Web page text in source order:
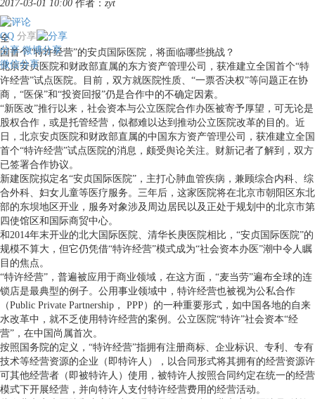
2017-03-01 10:00 作者： zyt
分享
QQ
分享 微博分享
微信分享
全
国首个“特许经营”的安贞国际医院，将面临哪些挑战？
北京安贞医院和财政部直属的东方资产管理公司，获准建立全国首个“特
许经营”试点医院。目前，双方就医院性质、“一票否决权”等问题正在协
商，“医保”和“投资回报”仍是合作中的不确定因素。
“新医改”推行以来，社会资本与公立医院合作办医被寄予厚望，可无论是
股权合作，或是托管经营，似都难以达到推动公立医院改革的目的。近
日，北京安贞医院和财政部直属的中国东方资产管理公司，获准建立全国
首个“特许经营”试点医院的消息，颇受舆论关注。财新记者了解到，双方
已签署合作协议。
新建医院拟定名“安贞国际医院”，主打心肺血管疾病，兼顾综合内科、综
合外科、妇女儿童等医疗服务。三年后，这家医院将在北京市朝阳区东北
部的东坝地区开业，服务对象涉及周边居民以及正处于规划中的北京市第
四使馆区和国际商贸中心。
和2014年末开业的北大国际医院、清华长庚医院相比，“安贞国际医院”的
规模不算大，但它仍凭借“特许经营”模式成为“社会资本办医”潮中令人瞩
目的焦点。
“特许经营”，普遍被应用于商业领域，在这方面，“麦当劳”遍布全球的连
锁店是最典型的例子。公用事业领域中，特许经营也被视为公私合作
（Public Private Partnership， PPP）的一种重要形式，如中国各地的自来
水改革中，就不乏使用特许经营的案例。公立医院“特许”社会资本“经
营”，在中国尚属首次。
按照国务院的定义，“特许经营”指拥有注册商标、企业标识、专利、专有
技术等经营资源的企业（即特许人），以合同形式将其拥有的经营资源许
可其他经营者（即被特许人）使用，被特许人按照合同约定在统一的经营
模式下开展经营，并向特许人支付特许经营费用的经营活动。